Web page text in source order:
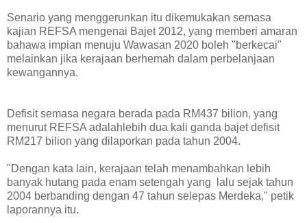
Senario yang menggerunkan itu dikemukakan semasa
kajian REFSA mengenai Bajet 2012, yang memberi amaran
bahawa impian menuju Wawasan 2020 boleh "berkecai"
melainkan jika kerajaan berhemah dalam perbelanjaan
kewangannya.
Defisit semasa negara berada pada RM437 bilion, yang
menurut REFSA adalahlebih dua kali ganda bajet defisit
RM217 bilion yang dilaporkan pada tahun 2004.
"Dengan kata lain, kerajaan telah menambahkan lebih
banyak hutang pada enam setengah yang lalu sejak tahun
2004 berbanding dengan 47 tahun selepas Merdeka," petik
laporannya itu.